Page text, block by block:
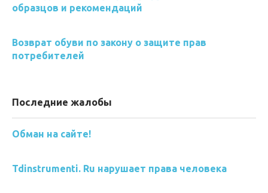
образцов и рекомендаций
Возврат обуви по закону о защите прав
потребителей
Последние жалобы
Обман на сайте!
Tdinstrumenti. Ru нарушает права человека